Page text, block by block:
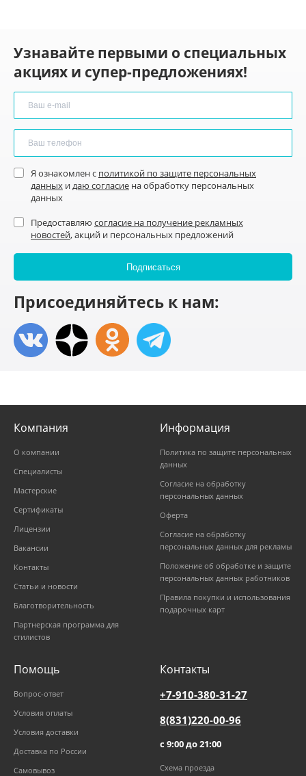
Узнавайте первыми о специальных
акциях и супер-предложениях!
Я ознакомлен с политикой по защите персональных
данных идаю согласие на обработку персональных
данных
Предоставляю согласие на получение рекламных
новостей, акций и персональных предложений
Присоединяйтесь к нам:
Компания
О компании
Специалисты
Мастерские
Сертификаты
Лицензии
Вакансии
Контакты
Статьи и новости
Благотворительность
Партнерская программа для
стилистов
Информация
Политика по защите персональных
данных
Согласие на обработку
персональных данных
Оферта
Согласие на обработку
персональных данных для рекламы
Положение об обработке и защите
персональных данных работников
Правила покупки и использования
подарочных карт
Помощь
Вопрос-ответ
Условия оплаты
Условия доставки
Доставка по России
Самовывоз
Контакты
+7-910-380-31-27
8(831)220-00-96
с 9:00 до 21:00
Схема проезда